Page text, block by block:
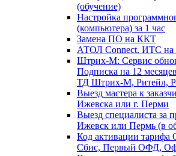
(обучение)
Настройка
(компьютера) за 1 час
Замена ПО на ККТ
АТОЛ Connect. ИТС на
Штрих-М: Сервис
Подписка на 12
ТД Штрих-М, Ритейл,
Выезд мастера к
Ижевска или г. Перми
Выезд специалиста за
Ижевск или Пермь (в
Код активации
Сбис, Первый ОФД,